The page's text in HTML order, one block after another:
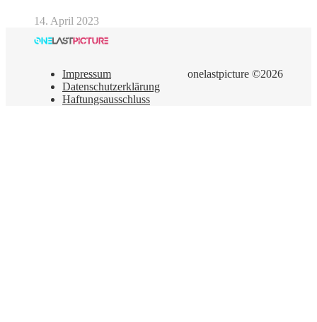
14. April 2023
onelastpicture ©2026
Impressum
Datenschutzerklärung
Haftungsausschluss